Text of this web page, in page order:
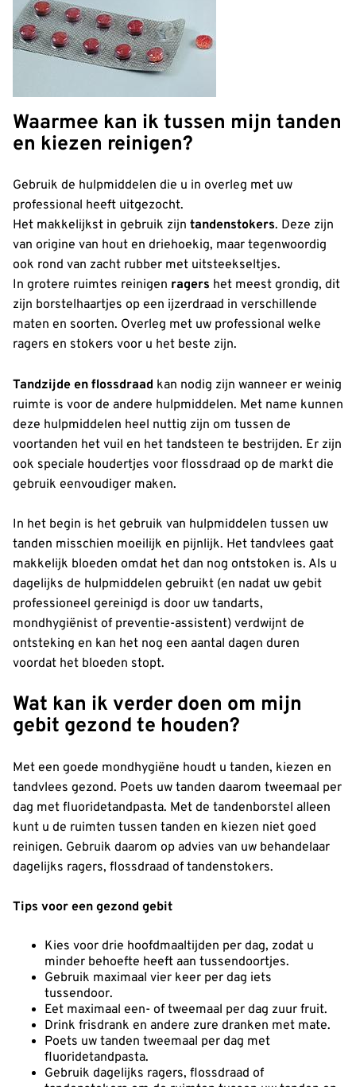
Waarmee kan ik tussen mijn tanden
en kiezen reinigen?
Gebruik de hulpmiddelen die u in overleg met uw
professional heeft uitgezocht.
Het makkelijkst in gebruik zijn tandenstokers. Deze zijn
van origine van hout en driehoekig, maar tegenwoordig
ook rond van zacht rubber met uitsteekseltjes.
In grotere ruimtes reinigen ragers het meest grondig, dit
zijn borstelhaartjes op een ijzerdraad in verschillende
maten en soorten. Overleg met uw professional welke
ragers en stokers voor u het beste zijn.
Tandzijde en flossdraad kan nodig zijn wanneer er weinig
ruimte is voor de andere hulpmiddelen. Met name kunnen
deze hulpmiddelen heel nuttig zijn om tussen de
voortanden het vuil en het tandsteen te bestrijden. Er zijn
ook speciale houdertjes voor flossdraad op de markt die
gebruik eenvoudiger maken.
In het begin is het gebruik van hulpmiddelen tussen uw
tanden misschien moeilijk en pijnlijk. Het tandvlees gaat
makkelijk bloeden omdat het dan nog ontstoken is. Als u
dagelijks de hulpmiddelen gebruikt (en nadat uw gebit
professioneel gereinigd is door uw tandarts,
mondhygiënist of preventie-assistent) verdwijnt de
ontsteking en kan het nog een aantal dagen duren
voordat het bloeden stopt.
Wat kan ik verder doen om mijn
gebit gezond te houden?
Met een goede mondhygiëne houdt u tanden, kiezen en
tandvlees gezond. Poets uw tanden daarom tweemaal per
dag met fluoridetandpasta. Met de tandenborstel alleen
kunt u de ruimten tussen tanden en kiezen niet goed
reinigen. Gebruik daarom op advies van uw behandelaar
dagelijks ragers, flossdraad of tandenstokers.
Tips voor een gezond gebit
Kies voor drie hoofdmaaltijden per dag, zodat u
minder behoefte heeft aan tussendoortjes.
Gebruik maximaal vier keer per dag iets
tussendoor.
Eet maximaal een- of tweemaal per dag zuur fruit.
Drink frisdrank en andere zure dranken met mate.
Poets uw tanden tweemaal per dag met
fluoridetandpasta.
Gebruik dagelijks ragers, flossdraad of